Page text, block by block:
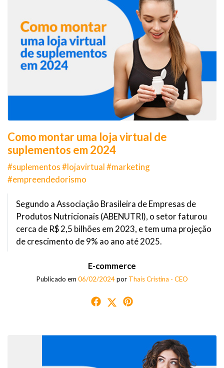
Como montar uma loja virtual de
suplementos em 2024
#suplementos #lojavirtual #marketing
#empreendedorismo
Segundo a Associação Brasileira de Empresas de
Produtos Nutricionais (ABENUTRI), o setor faturou
cerca de R$ 2,5 bilhões em 2023, e tem uma projeção
de crescimento de 9% ao ano até 2025.
E-commerce
Publicado em 06/02/2024por Thaís Cristina - CEO